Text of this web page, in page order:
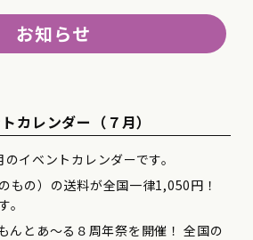
お知らせ
カレンダー（７月）
イベントカレンダーです。
もの）の送料が全国一律1,050円！
んとあ～る８周年祭を開催！ 全国の